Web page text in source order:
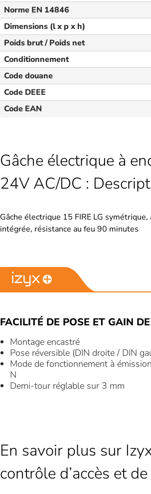
Norme EN 14846
Dimensions (l x p x h)
Poids brut / Poids net
Conditionnement
Code douane
Code DEEE
Code EAN
Gâche électrique à
24V AC/DC :
Gâche électrique 15 FIRE LG
intégrée, résistance au feu 90 minutes
FACILITÉ DE POSE ET GAIN
Montage encastré
Pose réversible (DIN droite / DIN
Mode de fonctionnement à
N
Demi-tour réglable sur 3 mm
En savoir plus sur
contrôle d’accès et